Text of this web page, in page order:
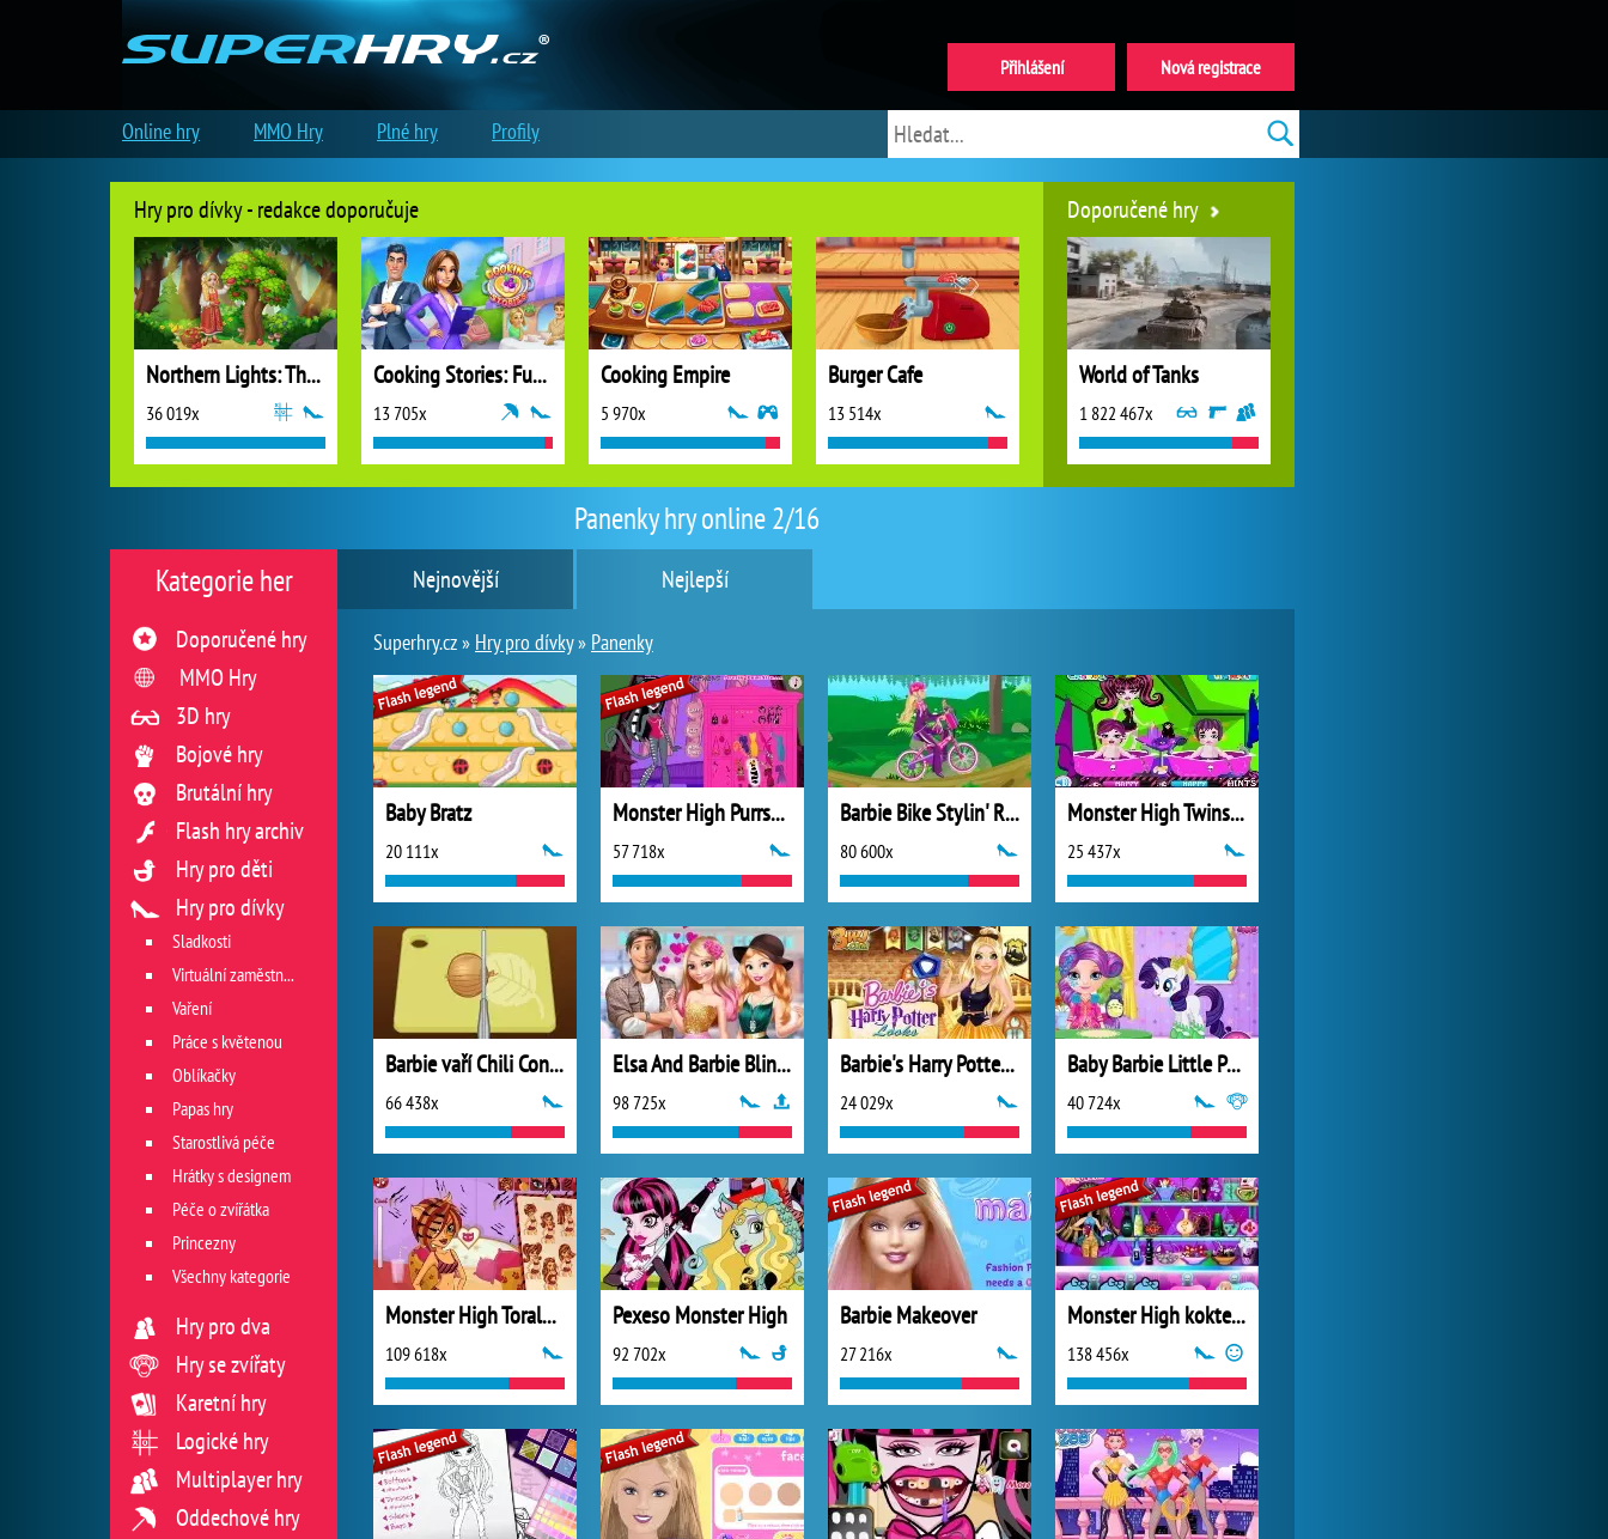
Panenky hry online 2/16
Nejnovější Nejlepší
Superhry.cz » Hry pro dívky» Panenky
Baby Bratz
20 111x
Monster High Purrsephone and Meowlody
57 718x
Barbie Bike Stylin' Ride
80 600x
Monster High Twins Babysitter
25 437x
Barbie vaří Chili Con Carne
66 438x
Elsa And Barbie Blind Date
98 725x
Barbie's Harry Potter Looks
24 029x
Baby Barbie Little Pony 2
40 724x
Monster High Toralei Stripe Hairstyle
109 618x
Pexeso Monster High
92 702x
Barbie Makeover
27 216x
Monster High koktejl lásky
138 456x
Kategorie her
Doporučené hry
MMO Hry
3D hry
Bojové hry
Brutální hry
Flash hry archiv
Hry pro děti
Hry pro dívky
Sladkosti
Virtuální zaměstnání v restauraci
Vaření
Práce s květenou
Oblíkačky
Papas hry
Starostlivá péče
Hrátky s designem
Péče o zvířátka
Princezny
Všechny kategorie
Hry pro dva
Hry se zvířaty
Karetní hry
Logické hry
Multiplayer hry
Oddechové hry
Hry pro dívky - redakce doporučuje
Northern Lights: The Secret of the Forest
36 019x
Cooking Stories: Fun Cafe Game
13 705x
Cooking Empire
5 970x
Burger Cafe
13 514x
Doporučené hry
World of Tanks
1 822 467x
Lady Popular
My Free Zoo
Nová registrace
Přihlášení
Online hry MMO Hry Plné hry Profily